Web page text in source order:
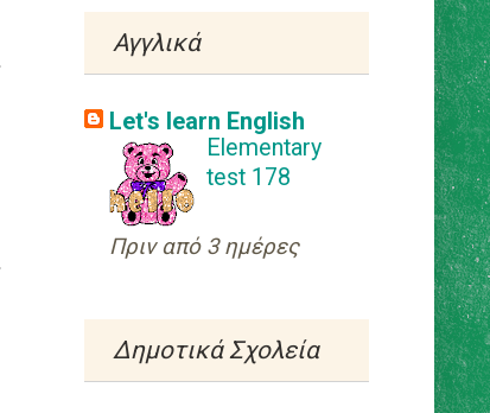
►Μαρτίου
►Ιανουαρίου(32)
►2020(440)
►2019(248)
►2017(72)
Αγγλικά
Let's learn English
Elementary
test 178
Πριν από 3 ημέρες
Δημοτικά Σχολεία